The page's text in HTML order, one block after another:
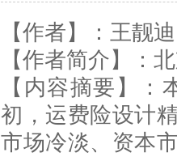
【作者 】
：王靓迪
【作者简介 】 ：
【内容摘要】
：
初，运费险设计
市场冷淡、资本